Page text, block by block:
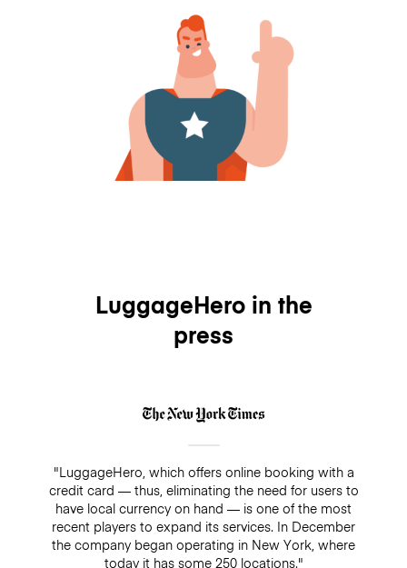
LuggageHero in the
press
"LuggageHero, which offers online booking with a
credit card — thus, eliminating the need for users to
have local currency on hand — is one of the most
recent players to expand its services. In December
the company began operating in New York, where
today it has some 250 locations."